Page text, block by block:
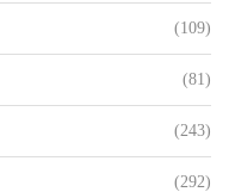
(109)
(81)
(243)
(292)